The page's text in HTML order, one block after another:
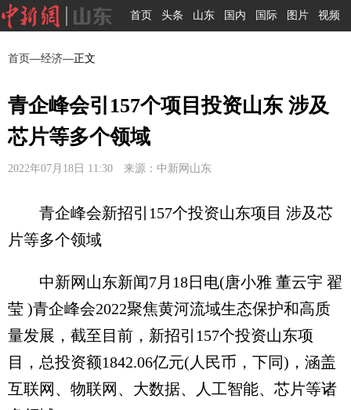
首页 头条 山东 国内 国际 图片 视频
首页—经济—正文
青企峰会引157个项目投资山东 涉及
芯片等多个领域
2022年07月18日 11:30 来源：中新网山东
青企峰会新招引157个投资山东项目 涉及芯
片等多个领域
中新网山东新闻7月18日电(唐小雅 董云宇 翟
莹 )青企峰会2022聚焦黄河流域生态保护和高质
量发展，截至目前，新招引157个投资山东项
目，总投资额1842.06亿元(人民币，下同)，涵盖
互联网、物联网、大数据、人工智能、芯片等诸